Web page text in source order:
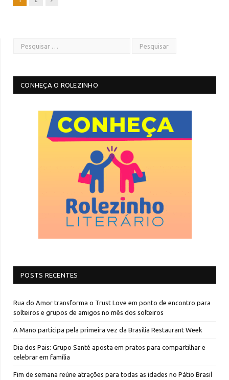
CONHEÇA O ROLEZINHO
POSTS RECENTES
Rua do Amor transforma o Trust Love em ponto de encontro para
solteiros e grupos de amigos no mês dos solteiros
A Mano participa pela primeira vez da Brasília Restaurant Week
Dia dos Pais: Grupo Santé aposta em pratos para compartilhar e
celebrar em família
Fim de semana reúne atrações para todas as idades no Pátio Brasil